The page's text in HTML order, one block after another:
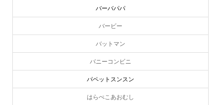
バーバパパ
バービー
バットマン
バニーコンビニ
パペットスンスン
はらぺこあおむし